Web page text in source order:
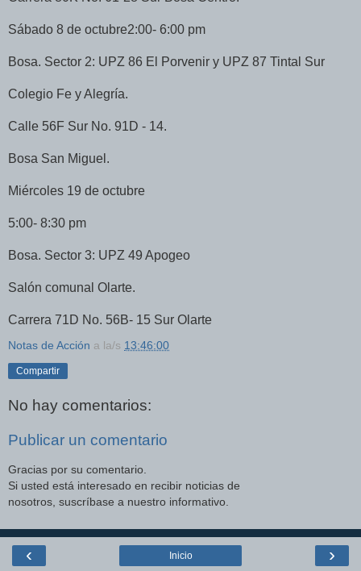
Sábado 8 de octubre2:00- 6:00 pm
Bosa. Sector 2: UPZ 86 El Porvenir y UPZ 87 Tintal Sur
Colegio Fe y Alegría.
Calle 56F Sur No. 91D - 14.
Bosa San Miguel.
Miércoles 19 de octubre
5:00- 8:30 pm
Bosa. Sector 3: UPZ 49 Apogeo
Salón comunal Olarte.
Carrera 71D No. 56B- 15 Sur Olarte
Notas de Acción a la/s 13:46:00
Compartir
No hay comentarios:
Publicar un comentario
Gracias por su comentario.
Si usted está interesado en recibir noticias de
nosotros, suscríbase a nuestro informativo.
‹ ›
Inicio